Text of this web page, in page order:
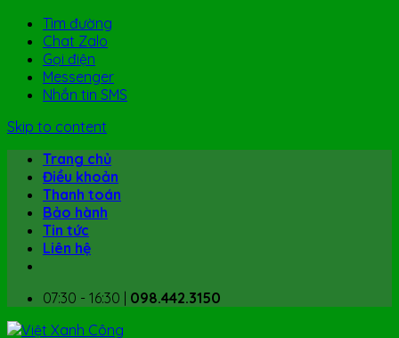
Tìm đường
Chat Zalo
Gọi điện
Messenger
Nhắn tin SMS
Skip to content
Trang chủ
Điều khoản
Thanh toán
Bảo hành
Tin tức
Liên hệ
07:30 - 16:30 | 098.442.3150